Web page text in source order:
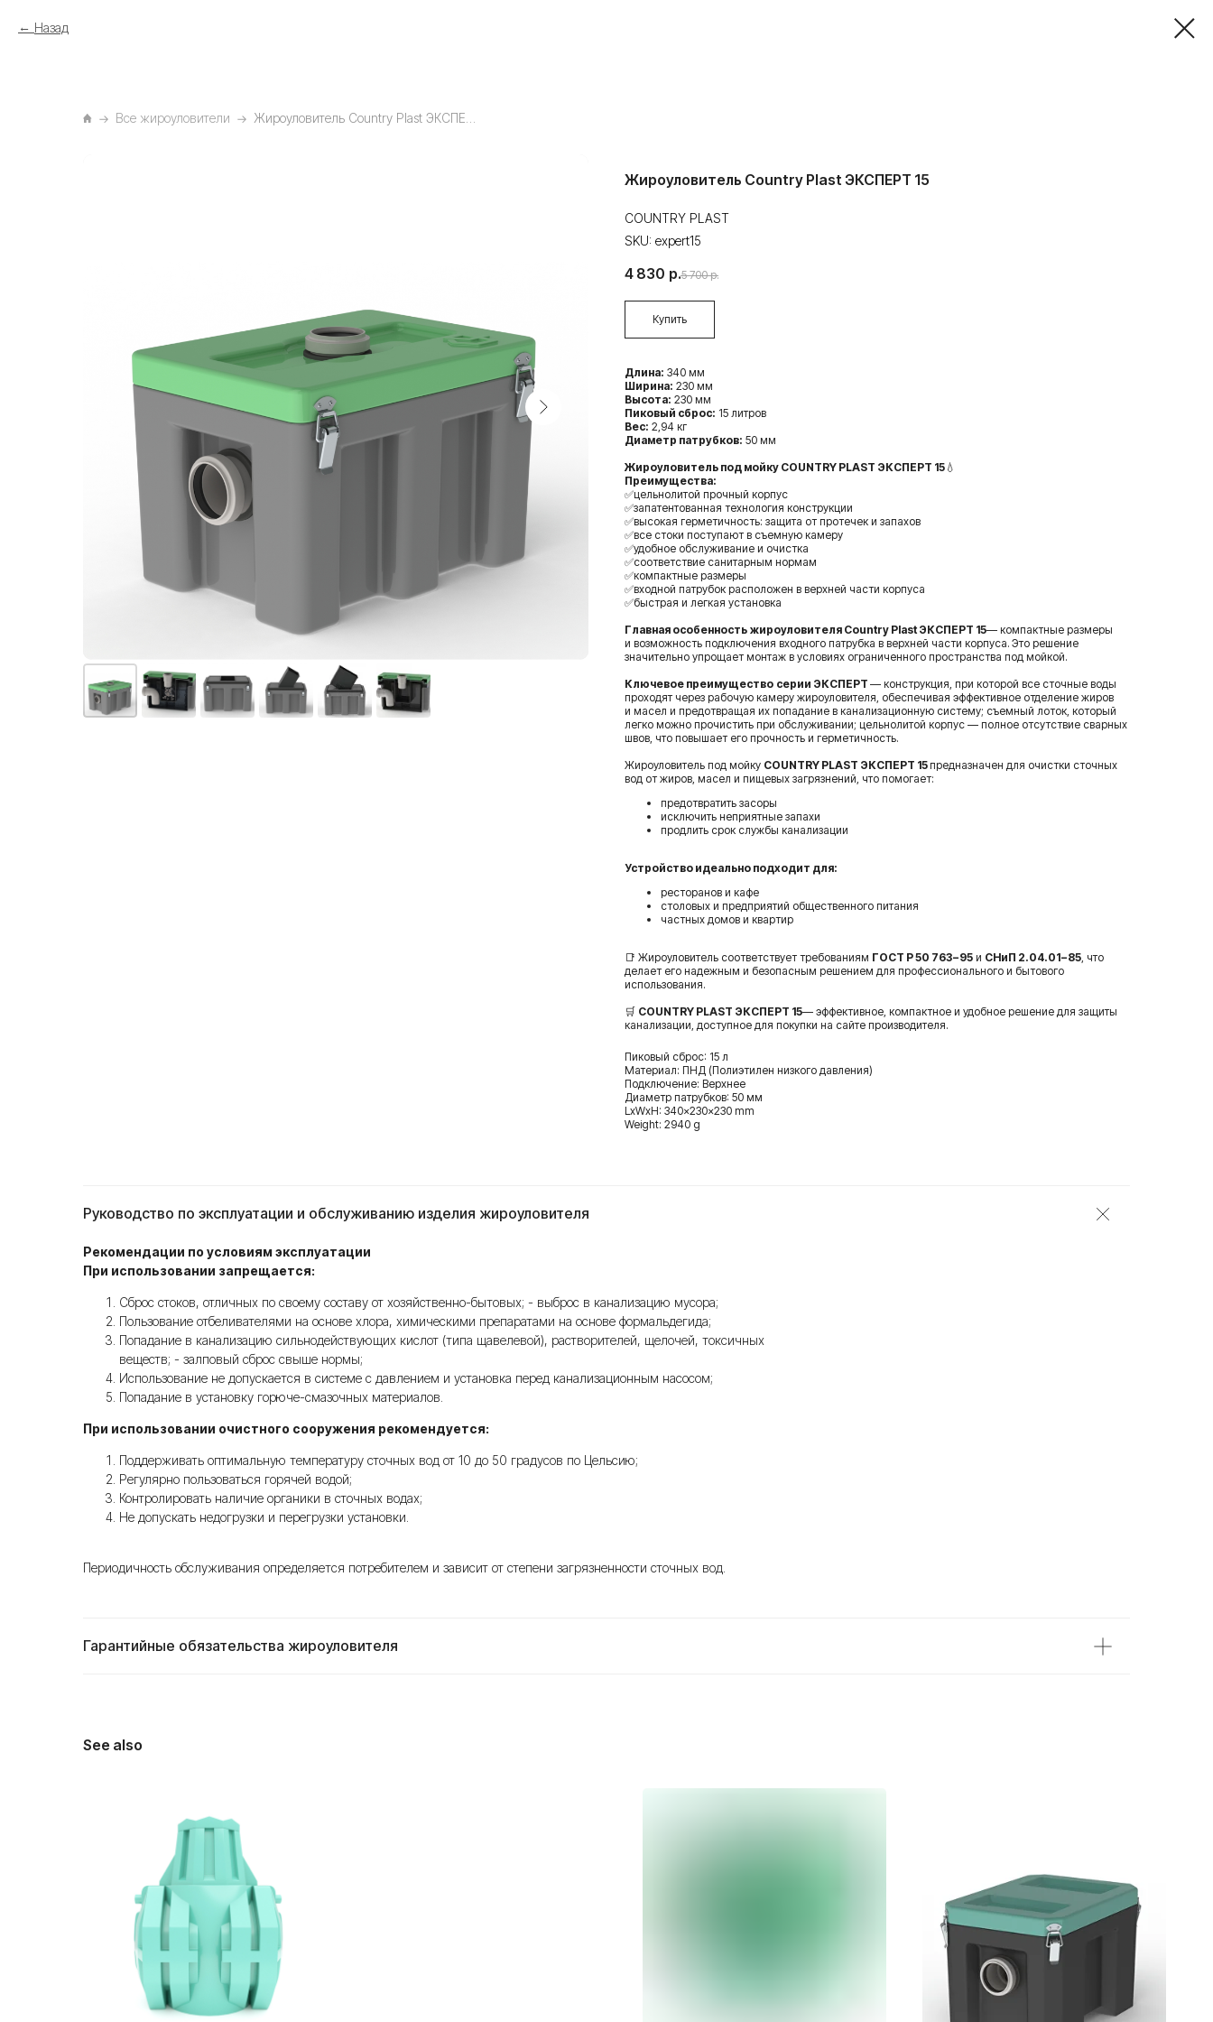
Назад
Все жироуловители
Жироуловитель Country Plast ЭКСПЕРТ 15
COUNTRY PLAST
SKU: expert15
4 830 р.5 700 р.
Купить
Длина: 340 мм
Ширина: 230 мм
Высота: 230 мм
Пиковый сброс: 15 литров
Вес: 2,94 кг
Диаметр патрубков: 50 мм
Жироуловитель под мойку COUNTRY PLAST ЭКСПЕРТ 15 💧
Преимущества:
✅цельнолитой прочный корпус
✅запатентованная технология конструкции
✅высокая герметичность: защита от протечек и запахов
✅все стоки поступают в съемную камеру
✅удобное обслуживание и очистка
✅соответствие санитарным нормам
✅компактные размеры
✅входной патрубок расположен в верхней части корпуса
✅быстрая и легкая установка
Главная особенность жироуловителя Country Plast ЭКСПЕРТ 15— компактные размеры
и возможность подключения входного патрубка в верхней части корпуса. Это решение
значительно упрощает монтаж в условиях ограниченного пространства под мойкой.
Ключевое преимущество серии ЭКСПЕРТ — конструкция, при которой все сточные воды
проходят через рабочую камеру жироуловителя, обеспечивая эффективное отделение жиров
и масел и предотвращая их попадание в канализационную систему; съемный лоток, который
легко можно прочистить при обслуживании; цельнолитой корпус — полное отсутствие сварных
швов, что повышает его прочность и герметичность.
Жироуловитель под мойку COUNTRY PLAST ЭКСПЕРТ 15 предназначен для очистки сточных
вод от жиров, масел и пищевых загрязнений, что помогает:
предотвратить засоры
исключить неприятные запахи
продлить срок службы канализации
Устройство идеально подходит для:
ресторанов и кафе
столовых и предприятий общественного питания
частных домов и квартир
📑 Жироуловитель соответствует требованиям ГОСТ Р 50 763−95 и СНиП 2.04.01−85, что
делает его надежным и безопасным решением для профессионального и бытового
использования.
🛒 COUNTRY PLAST ЭКСПЕРТ 15— эффективное, компактное и удобное решение для защиты
канализации, доступное для покупки на сайте производителя.
Пиковый сброс: 15 л
Материал: ПНД (Полиэтилен низкого давления)
Подключение: Верхнее
Диаметр патрубков: 50 мм
LxWxH: 340x230x230 mm
Weight: 2940 g
Руководство по эксплуатации и обслуживанию изделия жироуловителя
Рекомендации по условиям эксплуатации
При использовании запрещается:
Сброс стоков, отличных по своему составу от хозяйственно-бытовых; - выброс в канализацию мусора;
Пользование отбеливателями на основе хлора, химическими препаратами на основе формальдегида;
Попадание в канализацию сильнодействующих кислот (типа щавелевой), растворителей, щелочей, токсичных
веществ; - залповый сброс свыше нормы;
Использование не допускается в системе с давлением и установка перед канализационным насосом;
Попадание в установку горюче-смазочных материалов.
При использовании очистного сооружения рекомендуется:
Поддерживать оптимальную температуру сточных вод от 10 до 50 градусов по Цельсию;
Регулярно пользоваться горячей водой;
Контролировать наличие органики в сточных водах;
Не допускать недогрузки и перегрузки установки.
Периодичность обслуживания определяется потребителем и зависит от степени загрязненности сточных вод.
Гарантийные обязательства жироуловителя
See also